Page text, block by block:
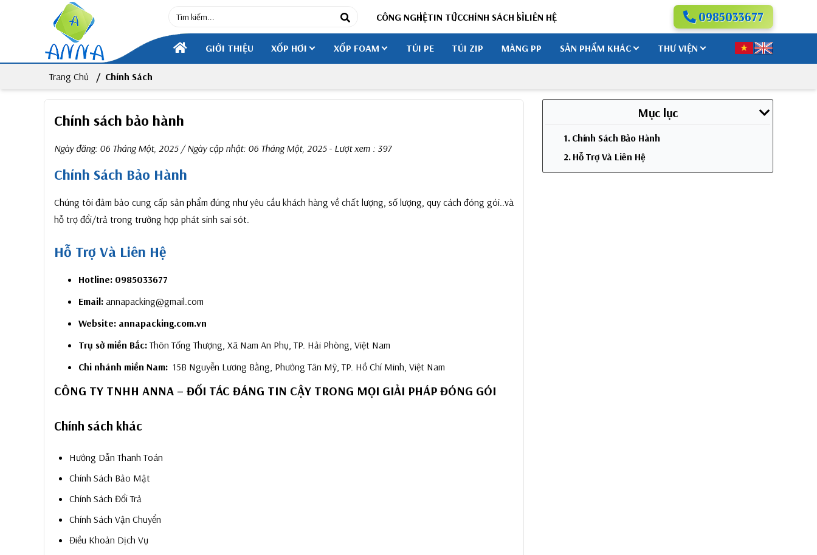
CÔNG NGHỆTIN TỨCCHÍNH SÁCH SỈLIÊN HỆ 0985033677
GIỚI THIỆU XỐP HƠI XỐP FOAM TÚI PE TÚI ZIP MÀNG PP SẢN PHẨM KHÁC THƯ VIỆN
Trang Chủ Chính Sách
Mục lục
1. Chính Sách Bảo Hành
2. Hỗ Trợ Và Liên Hệ
Chính sách bảo hành
Ngày đăng: 06 Tháng Một, 2025/ Ngày cập nhật: 06 Tháng Một, 2025- Lượt xem : 397
Chính Sách Bảo Hành
Chúng tôi đảm bảo cung cấp sản phẩm đúng như yêu cầu khách hàng về chất lượng, số lượng, quy cách đóng gói..và
hỗ trợ đổi/trả trong trường hợp phát sinh sai sót.
Hỗ Trợ Và Liên Hệ
Hotline: 0985033677
Email: annapacking@gmail.com
Website: annapacking.com.vn
Trụ sở miền Bắc:Thôn Tống Thượng, Xã Nam An Phụ, TP. Hải Phòng, Việt Nam
Chi nhánh miền Nam: 15B Nguyễn Lương Bằng, Phường Tân Mỹ, TP. Hồ Chí Minh, Việt Nam
CÔNG TY TNHH ANNA – ĐỐI TÁC ĐÁNG TIN CẬY TRONG MỌI GIẢI PHÁP ĐÓNG GÓI
Chính sách khác
Hướng Dẫn Thanh Toán
Chính Sách Bảo Mật
Chính Sách Đổi Trả
Chính Sách Vận Chuyển
Điều Khoản Dịch Vụ